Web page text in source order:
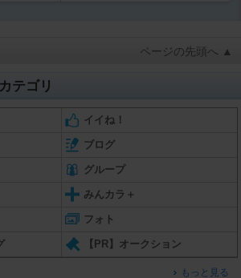
ページの先頭へ ▲
テゴリ
イイね！
ブログ
グループ
みんカラ＋
フォト
【PR】オークション
もっと見る